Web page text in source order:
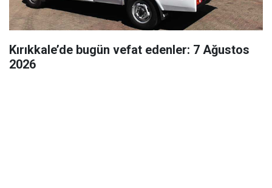
Kırıkkale’de bugün vefat edenler: 7 Ağustos
2026